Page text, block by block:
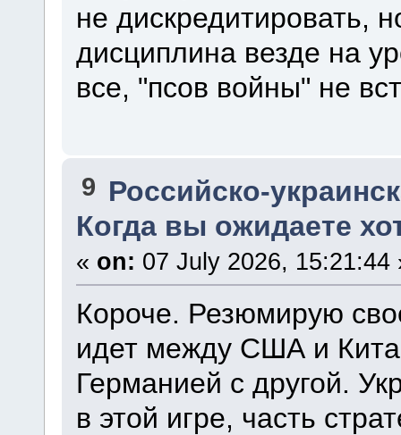
не дискредитировать,
дисциплина везде на
все, "псов войны" не
9 Российско-
Когда вы ожидаете
« on: 07 July 2026, 15:21:44
Короче. Резюмирую
идет между США и
Германией с другой.
в этой игре, часть